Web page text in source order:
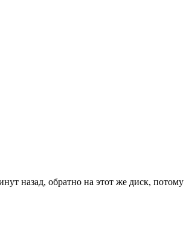
назад, обратно на этот же диск,